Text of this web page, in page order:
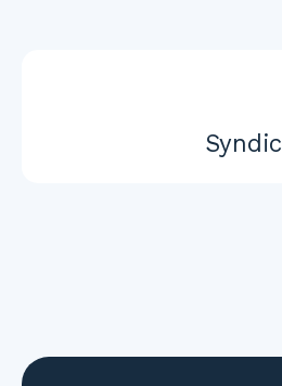
Syndic